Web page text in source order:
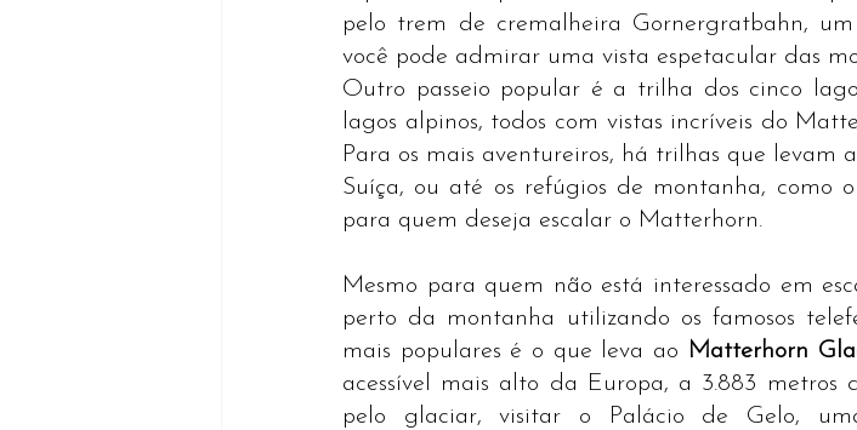
pelo trem de cremalheira Gornergratbahn,
você pode admirar uma vista espetacular das
Outro passeio popular é a trilha dos cinco
lagos alpinos, todos com vistas incríveis do
Para os mais aventureiros, há trilhas que levam
Suíça, ou até os refúgios de montanha, como
para quem deseja escalar o Matterhorn.
Mesmo para quem não está interessado em
perto da montanha utilizando os famosos
mais populares é o que leva ao Matterhorn
acessível mais alto da Europa, a 3.883
pelo glaciar, visitar o Palácio de Gelo,